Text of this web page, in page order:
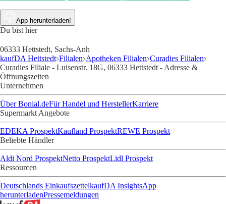
App herunterladen!
Du bist hier
06333 Hettstedt, Sachs-Anh
kaufDA Hettstedt Filialen Apotheken Filialen Curadies Filialen
Curadies Filiale - Luisenstr. 18G, 06333 Hettstedt - Adresse &
Öffnungszeiten
Unternehmen
Über Bonial.deFür Handel und HerstellerKarriere
Supermarkt Angebote
EDEKA ProspektKaufland ProspektREWE Prospekt
Beliebte Händler
Aldi Nord ProspektNetto ProspektLidl Prospekt
Ressourcen
Deutschlands EinkaufszettelkaufDA InsightsApp
herunterladenPressemeldungen